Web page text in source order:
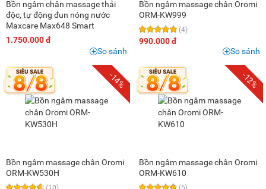
Bồn ngâm chân massage thải
độc, tự động đun nóng nước
Maxcare Max648 Smart
1.750.000 đ
So sánh
Bồn ngâm massage chân Oromi
ORM-KW999
(4)
990.000 đ
So sánh
-14%
Bồn ngâm massage chân Oromi
ORM-KW530H
-12%
Bồn ngâm massage chân Oromi
ORM-KW610